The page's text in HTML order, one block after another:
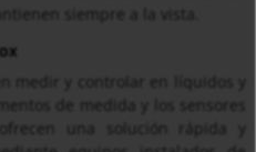
siempre a la vista.
medir y controlar en líquidos y
de medida y los sensores
una solución rápida y